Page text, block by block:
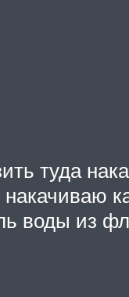
туда
воды из